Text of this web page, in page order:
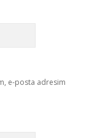
e-posta adresim